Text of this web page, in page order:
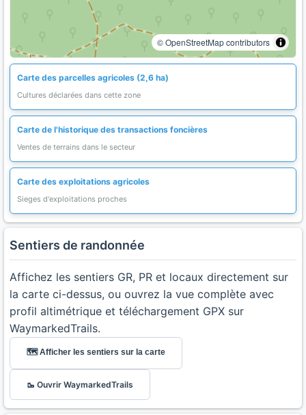
© OpenStreetMap contributors
Carte des parcelles agricoles (2,6 ha)
Cultures déclarées dans cette zone
Carte de l'historique des transactions foncières
Ventes de terrains dans le secteur
Carte des exploitations agricoles
Sieges d'exploitations proches
Sentiers de randonnée
Affichez les sentiers GR, PR et locaux directement sur
la carte ci-dessus, ou ouvrez la vue complète avec
profil altimétrique et téléchargement GPX sur
WaymarkedTrails.
🗺️ Afficher les sentiers sur la carte
🥾 Ouvrir WaymarkedTrails